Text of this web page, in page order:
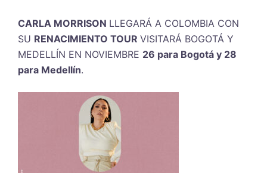
CARLA MORRISON LLEGARÁ A COLOMBIA CON
SU RENACIMIENTO TOUR VISITARÁ BOGOTÁ Y
MEDELLÍN EN NOVIEMBRE 26 para Bogotá y 28
para Medellín.